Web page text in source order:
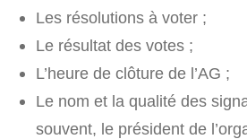
Les résolutions à voter ;
Le résultat des votes ;
L’heure de clôture de l’AG ;
Le nom et la qualité des
souvent, le président de